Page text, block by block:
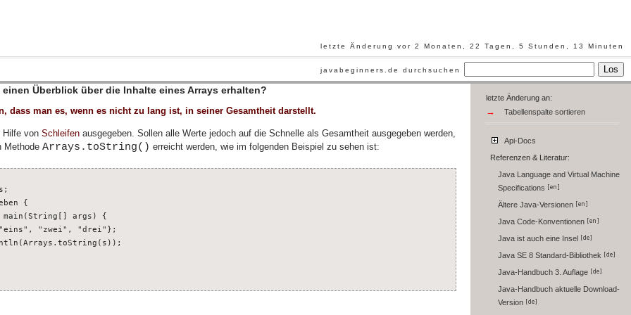
letzte Änderung vor 2 Monaten, 22 Tagen, 5 Stunden, 13 Minuten
javabeginners.de durchsuchen Los
Überblick über die Inhalte eines Arrays erhalten?
dass man es, wenn es nicht zu lang ist, in seiner Gesamtheit darstellt.
Hilfe vonSchleifen ausgegeben. Sollen alle Werte jedoch auf die Schnelle als Gesamtheit ausgegeben werden,
MethodeArrays.toString() erreicht werden, wie im folgenden Beispiel zu sehen ist:
{
args) {
"zwei", "drei"};
letzte Änderung an:
→ Tabellenspalte sortieren
Api-Docs
Referenzen & Literatur:
Java Language and Virtual Machine
Specifications
Ältere Java-Versionen
Java Code-Konventionen
Java ist auch eine Insel
Java SE 8 Standard-Bibliothek
Java-Handbuch 3. Auflage
Java-Handbuch aktuelle Download-
Version